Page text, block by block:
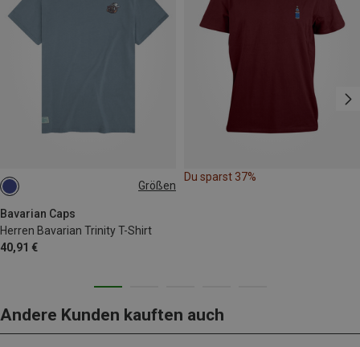
Größen
Bavarian Caps
Herren Bavarian Trinity T-Shirt
40,91 €
S
XXL
3XL
Du sparst 37%
Andere Kunden kauften auch